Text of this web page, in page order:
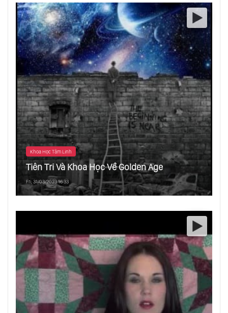
Khoa Học Tâm Linh
Tiên Tri Và Khoa Học Về Golden Age
Fri, 31/03/2023 16:33